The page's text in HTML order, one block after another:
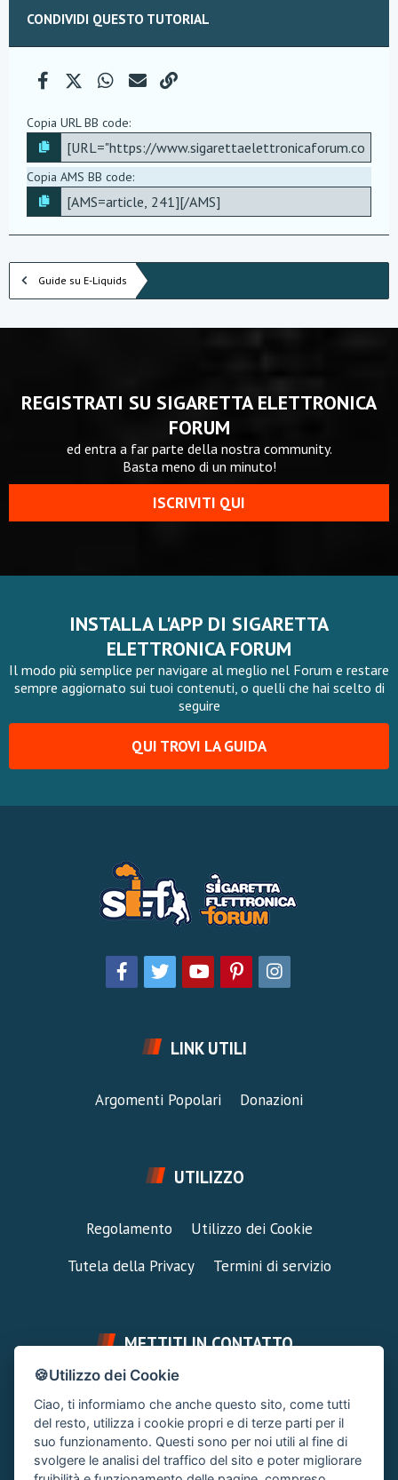
CONDIVIDI QUESTO TUTORIAL
FacebookX (Twitter)WhatsApp
e-mail
Copia URL BB code
Copia AMS BB code
Guide su E-Liquids
REGISTRATI SU SIGARETTA ELETTRONICA
FORUM
ed entra a far parte della nostra community.
Basta meno di un minuto!
ISCRIVITI QUI
INSTALLA L'APP DI SIGARETTA
ELETTRONICA FORUM
Il modo più semplice per navigare al meglio nel Forum e restare
sempre aggiornato sui tuoi contenuti, o quelli che hai scelto di
seguire
QUI TROVI LA GUIDA
LINK UTILI
Argomenti Popolari Donazioni
UTILIZZO
Regolamento
Utilizzo dei Cookie
Tutela della Privacy
Termini di servizio
METTITI IN CONTATTO
FAI UNA DOMANDA
Chiedi un Consiglio
Area Ticket
CONTATTA L'AMMINISTRAZIONE
Clicca quì
🍪Utilizzo dei Cookie
Ciao, ti informiamo che anche questo sito, come tutti
del resto, utilizza i cookie propri e di terze parti per il
suo funzionamento. Questi sono per noi utili al fine di
svolgere le analisi del traffico del sito e poter migliorare